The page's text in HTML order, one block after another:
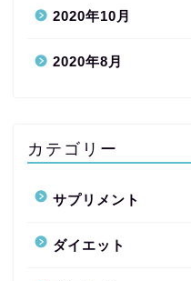
2020年10月
2020年8月
カテゴリー
サプリメント
ダイエット